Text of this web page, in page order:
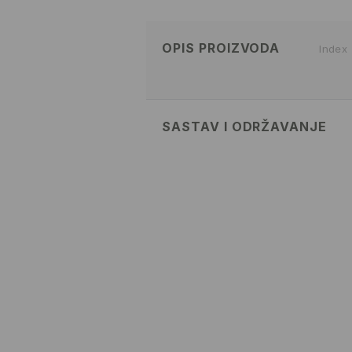
OPIS PROIZVODA
Index
SASTAV I ODRŽAVANJE